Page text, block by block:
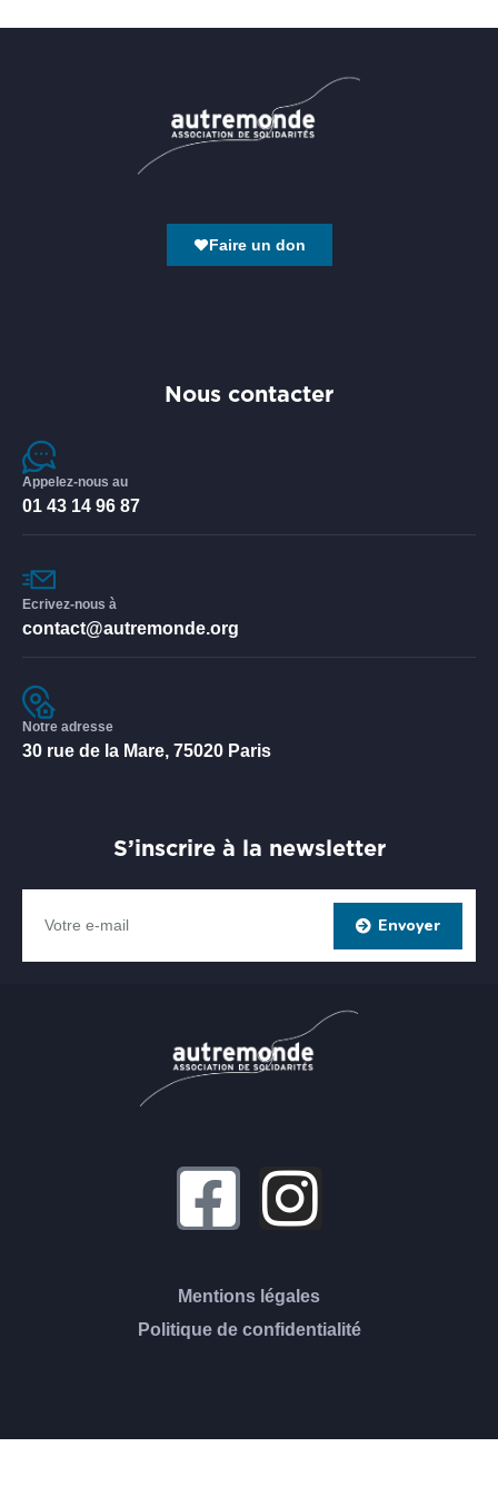
Faire un don
Nous contacter
Appelez-nous au
01 43 14 96 87
Ecrivez-nous à
contact@autremonde.org
Notre adresse
30 rue de la Mare, 75020 Paris
S’inscrire à la newsletter
Mentions légales
Politique de confidentialité